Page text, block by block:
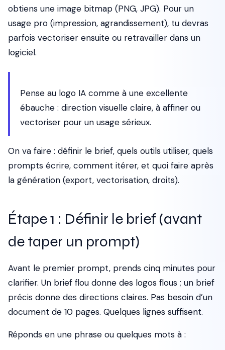
obtiens une image bitmap (PNG, JPG). Pour un
usage pro (impression, agrandissement), tu devras
parfois vectoriser ensuite ou retravailler dans un
logiciel.
Pense au logo IA comme à une excellente
ébauche : direction visuelle claire, à affiner ou
vectoriser pour un usage sérieux.
On va faire : définir le brief, quels outils utiliser, quels
prompts écrire, comment itérer, et quoi faire après
la génération (export, vectorisation, droits).
Étape 1 : Définir le brief (avant
de taper un prompt)
Avant le premier prompt, prends cinq minutes pour
clarifier. Un brief flou donne des logos flous ; un brief
précis donne des directions claires. Pas besoin d’un
document de 10 pages. Quelques lignes suffisent.
Réponds en une phrase ou quelques mots à :